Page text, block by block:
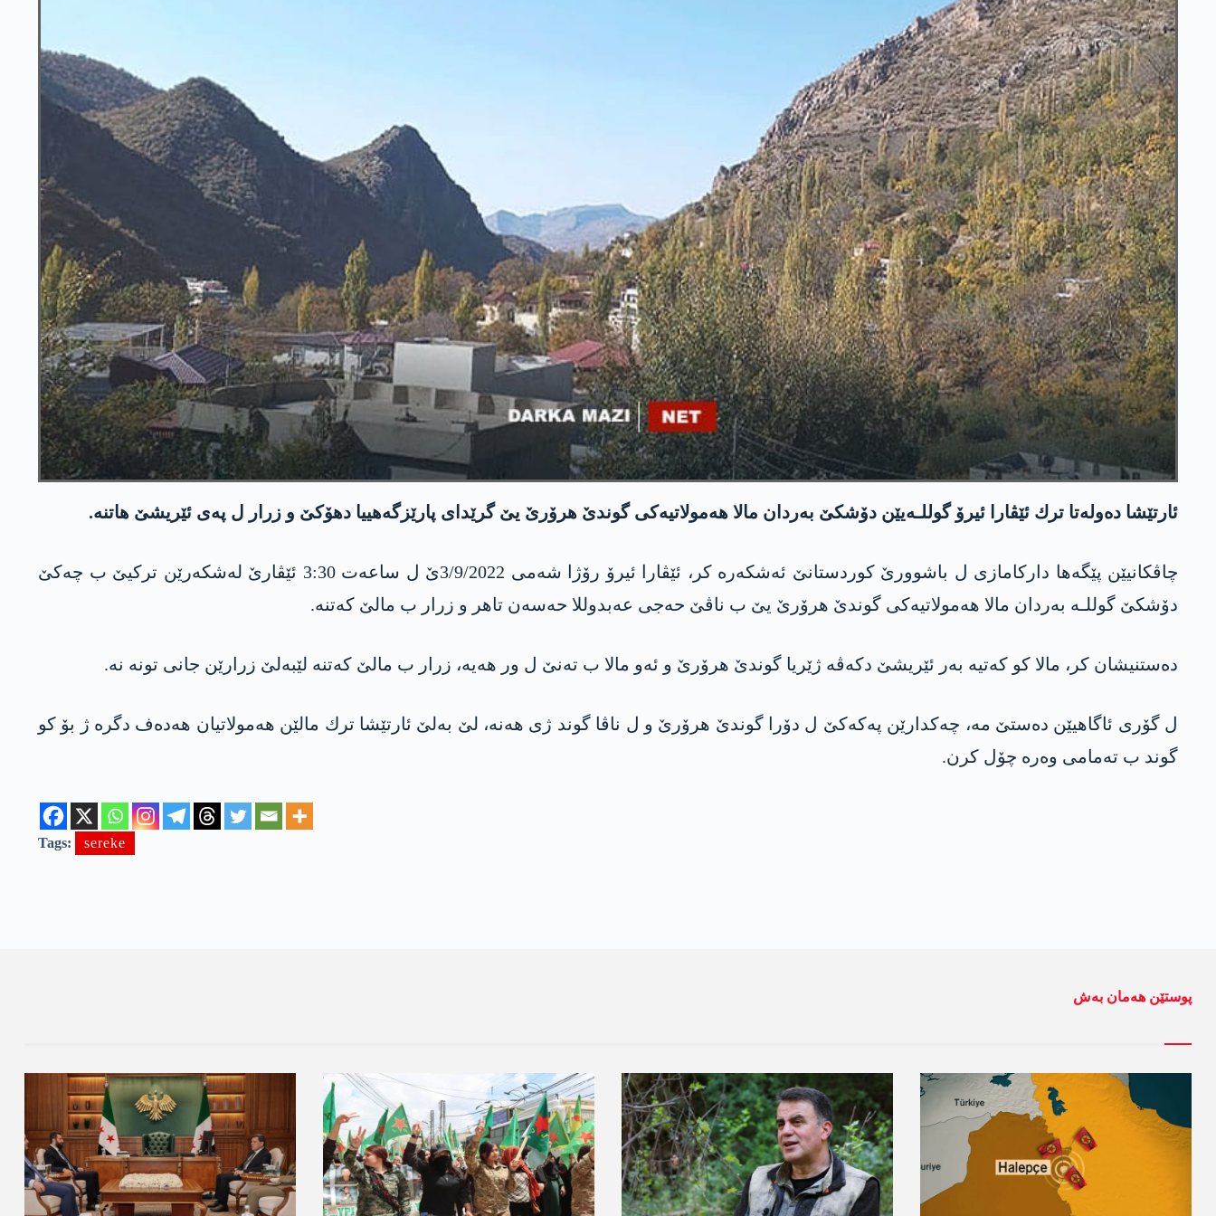
ئارتێشا ده‌وله‌تا ترك ئێڤارا ئیرۆ گوللـه‌یێن دۆشكێ به‌ردان مالا هه‌مولاتیه‌كی گوندێ هرۆرێ یێ گرێدای پارێزگه‌هییا دهۆكێ و زرار ل په‌ی ئێریشێ هاتنه‌.
چاڤكانیێن پێگه‌ها داركامازی ل باشوورێ كوردستانێ ئه‌شكه‌ره‌ كر، ئێڤارا ئیرۆ رۆژا شه‌می 3/9/2022ێ ل ساعه‌ت 3:30 ئێڤارێ له‌شكه‌رێن تركیێ ب چه‌كێ
دۆشكێ گوللـه‌ به‌ردان مالا هه‌مولاتیه‌كی گوندێ هرۆرێ یێ ب ناڤێ حه‌جی عه‌بدوللا حه‌سه‌ن تاهر و زرار ب مالێ كه‌تنه‌.
ده‌ستنیشان كر، مالا كو كه‌تیه‌ به‌ر ئێریشێ دكه‌ڤه‌ ژێریا گوندێ هرۆرێ و ئه‌و مالا ب ته‌نێ ل ور هه‌یه‌، زرار ب مالێ كه‌تنه‌ لێبه‌لێ زرارێن جانی تونه‌ نه‌.
ل گۆری ئاگاهیێن ده‌ستێ مه‌، چه‌كدارێن په‌كه‌كێ ل دۆرا گوندێ هرۆرێ و ل ناڤا گوند ژی هه‌نه‌، لێ به‌لێ ئارتێشا ترك مالێن هه‌مولاتیان هه‌ده‌ف دگره‌ ژ بۆ كو
گوند ب ته‌مامی وه‌ره‌ چۆل كرن.
Tags: sereke
پوستێن ھەمان بەش